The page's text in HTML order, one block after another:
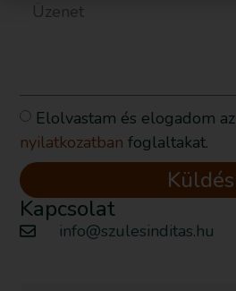
Elolvastam és elogadom az
nyilatkozatban foglaltakat.
Küldés
Kapcsolat
info@szulesinditas.hu